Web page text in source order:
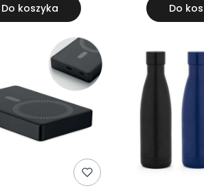
Do koszyka Do